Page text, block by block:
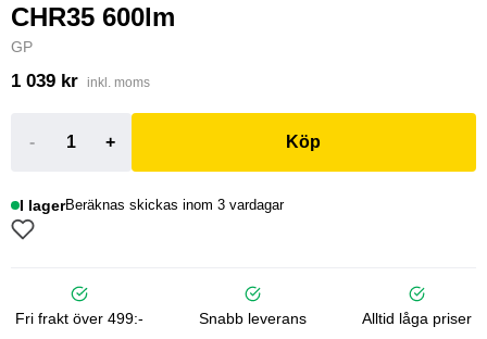
CHR35 600lm
GP
1 039 kr inkl. moms
- + Köp
I lagerBeräknas skickas inom 3 vardagar
Fri frakt över 499:- Snabb leverans Alltid låga priser